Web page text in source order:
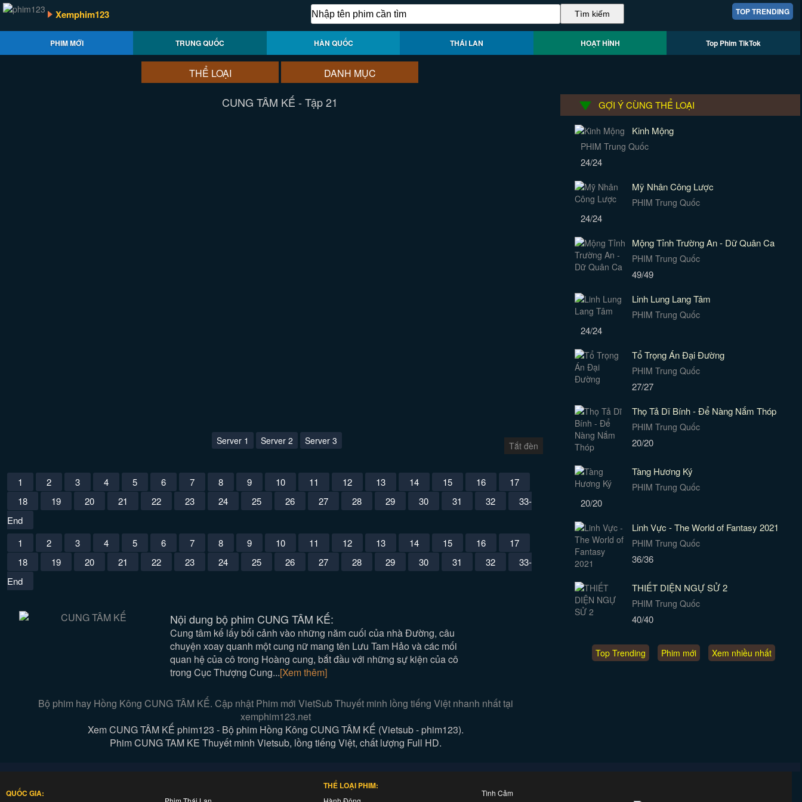
TOP TRENDING
Xemphim123
PHIM MỚI TRUNG QUỐC HÀN QUỐC THÁI LAN HOẠT HÌNH Top Phim TikTok
THỂ LOẠI DANH MỤC
CUNG TÂM KẾ - Tập 21
Server 1 Server 2 Server 3 Tắt đèn
1 2 3 4 5 6 7 8 9 10 11 12 13 14 15 16
17
18
19 20 21 22 23 24 25 26 27 28 29 30 31 32
33-
End
1
2 3 4 5 6 7 8 9 10 11 12 13 14 15 16
17
18
19 20 21 22 23 24 25 26 27 28 29 30 31 32
33-
End
Nội dung bộ phim CUNG TÂM KẾ:
Cung tâm kế lấy bối cảnh vào những năm cuối của nhà Đường, câu
chuyện xoay quanh một cung nữ mang tên Lưu Tam Hảo và các mối
quan hệ của cô trong Hoàng cung, bắt đầu với những sự kiện của cô
trong Cục Thượng Cung...[Xem thêm]
Bộ phim hay Hồng Kông CUNG TÂM KẾ. Cập nhật Phim mới VietSub Thuyết minh lồng tiếng Việt nhanh nhất tại
xemphim123.net
Xem CUNG TÂM KẾ phim123 - Bộ phim Hồng Kông CUNG TÂM KẾ (Vietsub - phim123).
Phim CUNG TAM KE Thuyết minh Vietsub, lồng tiếng Việt, chất lượng Full HD.
GỢI Ý CÙNG THỂ LOẠI
Kinh Mộng
PHIM Trung Quốc
24/24
Mỹ Nhân Công Lược
PHIM Trung Quốc
24/24
Mộng Tỉnh Trường An - Dữ Quân Ca
PHIM Trung Quốc
49/49
Linh Lung Lang Tâm
PHIM Trung Quốc
24/24
Tổ Trọng Án Đại Đường
PHIM Trung Quốc
27/27
Thọ Tả Dĩ Bính - Để Nàng Nắm Thóp
PHIM Trung Quốc
20/20
Tàng Hương Ký
PHIM Trung Quốc
20/20
Linh Vực - The World of Fantasy 2021
PHIM Trung Quốc
36/36
THIẾT DIỆN NGỰ SỬ 2
PHIM Trung Quốc
40/40
Top Trending Phim mới Xem nhiều nhất
QUỐC GIA:
THỂ LOẠI PHIM:
Tình Cảm